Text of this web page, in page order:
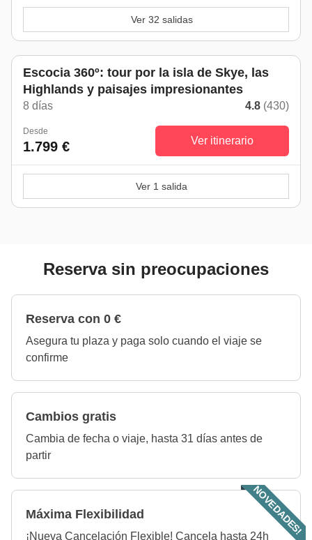
Ver 32 salidas
Escocia 360º: tour por la isla de Skye, las
Highlands y paisajes impresionantes
8 días 4.8 (430)
Desde
1.799 € Ver itinerario
Ver 1 salida
Reserva sin preocupaciones
Reserva con 0 €
Asegura tu plaza y paga solo cuando el viaje se
confirme
Cambios gratis
Cambia de fecha o viaje, hasta 31 días antes de
partir
NOVEDADES!
Máxima Flexibilidad
¡Nueva Cancelación Flexible! Cancela hasta 24h